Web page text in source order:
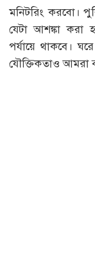
মনিটরিং করবো।
যেটা আশঙ্কা করা
পর্যায়ে থাকবে।
যৌক্তিকতাও আমরা